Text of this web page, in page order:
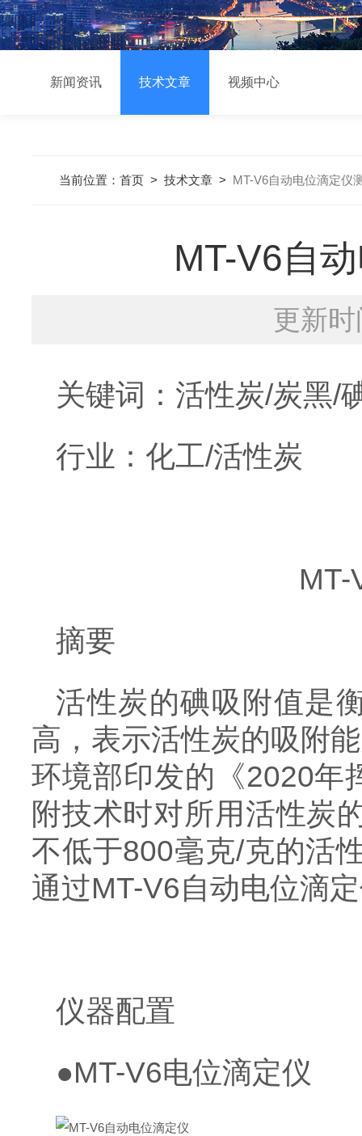
新闻资讯 技术文章 视频中心
当前位置： 首页 > 技术文章 > MT-V6自动电位滴定仪
MT-V6自
更新
关键词：活性炭/炭黑/
行业：化工/活性炭
MT-
摘要
活性炭的碘吸附值是
高，表示活性炭的吸附
环境部印发的《2020年
附技术时对所用活性炭
不低于800毫克/克的活
通过MT-V6自动电位滴
仪器配置
●MT-V6电位滴定仪